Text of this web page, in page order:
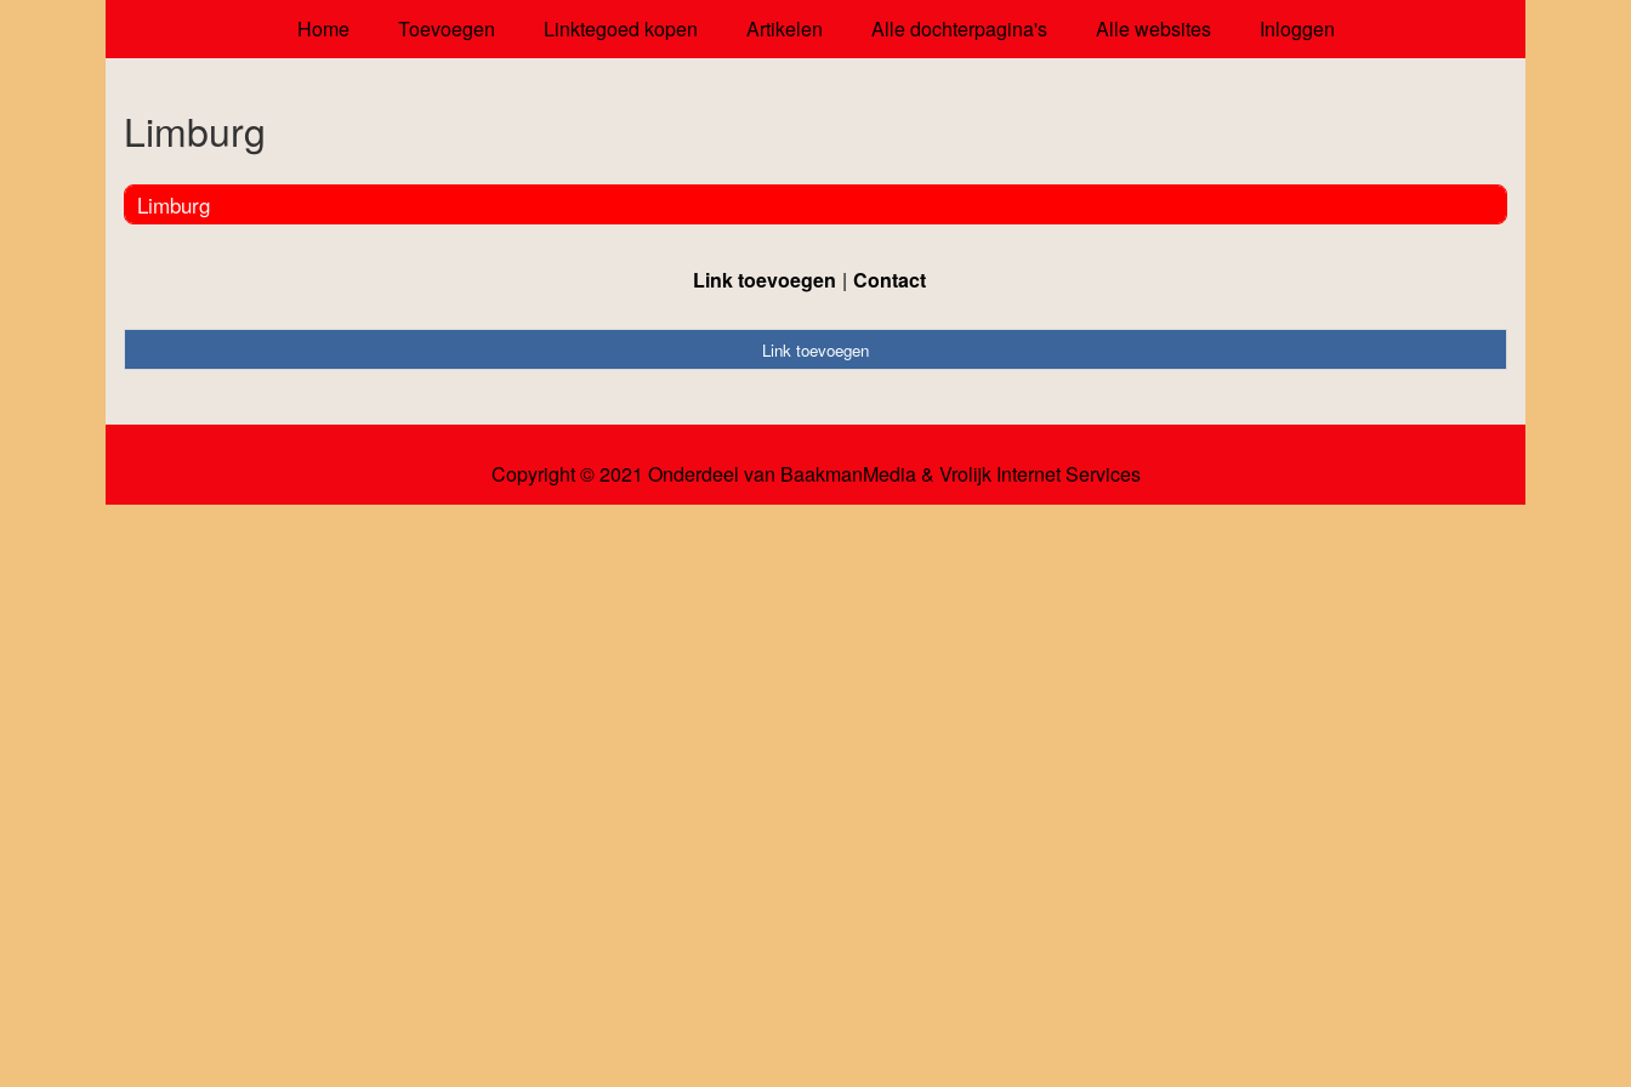
Home Toevoegen Linktegoed kopen Artikelen Alle dochterpagina's Alle websites Inloggen
Limburg
Limburg
Link toevoegen Contact
Link toevoegen
Copyright © 2021 Onderdeel van BaakmanMedia& Vrolijk Internet Services